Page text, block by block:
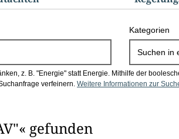
Kategorien
Suchen in
z. B. "Energie" statt Energie. Mithilfe der
verfeinern. Weitere Informationen zur
gefunden